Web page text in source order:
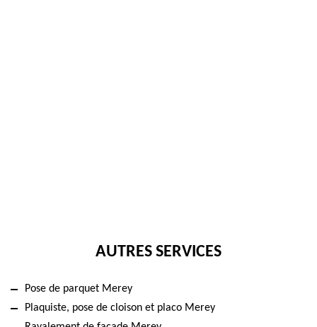
AUTRES SERVICES
Pose de parquet Merey
Plaquiste, pose de cloison et placo Merey